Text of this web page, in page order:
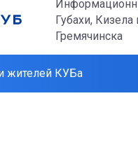
Губахи, Кизела
Гремячинска
жителей КУБа